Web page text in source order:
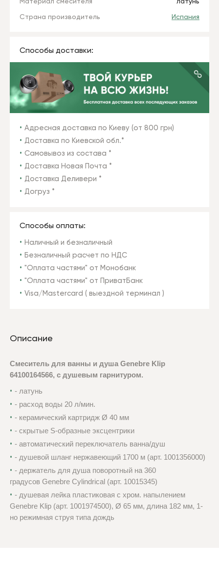
Материал смесителя латунь
Страна производитель Испания
Способы доставки:
Адресная доставка по Киеву (от 800 грн)
Доставка по Киевской обл.*
Самовывоз из состава *
Доставка Новая Почта *
Доставка Деливери *
Догруз *
Способы оплаты:
Наличный и безналичный
Безналичный расчет по НДС
"Оплата частями" от Монобанк
"Оплата частями" от ПриватБанк
Visa/Mastercard ( выездной терминал )
Описание
Смеситель для ванны и душа Genebre Klip
64100164566, с душевым гарнитуром.
- латунь
- расход воды 20 л/мин.
- керамический картриджØ 40 мм
- cкрытые S-образные эксцентрики
- автоматический переключатель ванна/душ
- душевой шланг нержавеющий 1700 м (арт. 1001356000)
- держатель для душа поворотный на 360
градусов Genebre Cylindrical (арт. 10015345)
- душевая лейка пластиковая с хром. напылением
Genebre Klip (арт. 1001974500), Ø 65 мм, длина 182 мм, 1-
но режимная струя типа дождь